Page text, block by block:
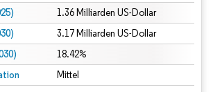
1.36 Milliarden US-Dollar
3.17 Milliarden US-Dollar
18.42%
Mittel